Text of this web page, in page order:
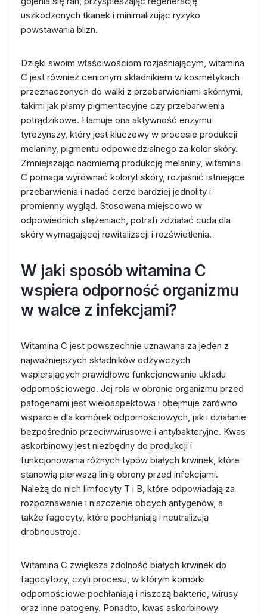
uszkodzonych tkanek i minimalizując ryzyko
powstawania blizn.
Dzięki swoim właściwościom rozjaśniającym, witamina
C jest również cenionym składnikiem w kosmetykach
przeznaczonych do walki z przebarwieniami skórnymi,
takimi jak plamy pigmentacyjne czy przebarwienia
potrądzikowe. Hamuje ona aktywność enzymu
tyrozynazy, który jest kluczowy w procesie produkcji
melaniny, pigmentu odpowiedzialnego za kolor skóry.
Zmniejszając nadmierną produkcję melaniny, witamina
C pomaga wyrównać koloryt skóry, rozjaśnić istniejące
przebarwienia i nadać cerze bardziej jednolity i
promienny wygląd. Stosowana miejscowo w
odpowiednich stężeniach, potrafi zdziałać cuda dla
skóry wymagającej rewitalizacji i rozświetlenia.
W jaki sposób witamina C
wspiera odporność organizmu
w walce z infekcjami?
Witamina C jest powszechnie uznawana za jeden z
najważniejszych składników odżywczych
wspierających prawidłowe funkcjonowanie układu
odpornościowego. Jej rola w obronie organizmu przed
patogenami jest wieloaspektowa i obejmuje zarówno
wsparcie dla komórek odpornościowych, jak i działanie
bezpośrednio przeciwwirusowe i antybakteryjne. Kwas
askorbinowy jest niezbędny do produkcji i
funkcjonowania różnych typów białych krwinek, które
stanowią pierwszą linię obrony przed infekcjami.
Należą do nich limfocyty T i B, które odpowiadają za
rozpoznawanie i niszczenie obcych antygenów, a
także fagocyty, które pochłaniają i neutralizują
drobnoustroje.
Witamina C zwiększa zdolność białych krwinek do
fagocytozy, czyli procesu, w którym komórki
odpornościowe pochłaniają i niszczą bakterie, wirusy
oraz inne patogeny. Ponadto, kwas askorbinowy